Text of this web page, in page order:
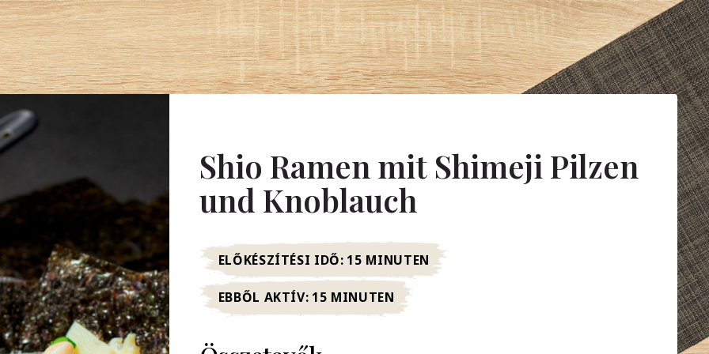
Shio Ramen mit Shimeji Pilzen
und Knoblauch
ELŐKÉSZÍTÉSI IDŐ: 15 MINUTEN
EBBŐL AKTÍV: 15 MINUTEN